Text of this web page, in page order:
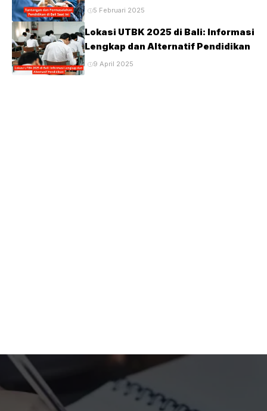
5 Februari 2025
Lokasi UTBK 2025 di Bali: Informasi
Lengkap dan Alternatif Pendidikan
9 April 2025